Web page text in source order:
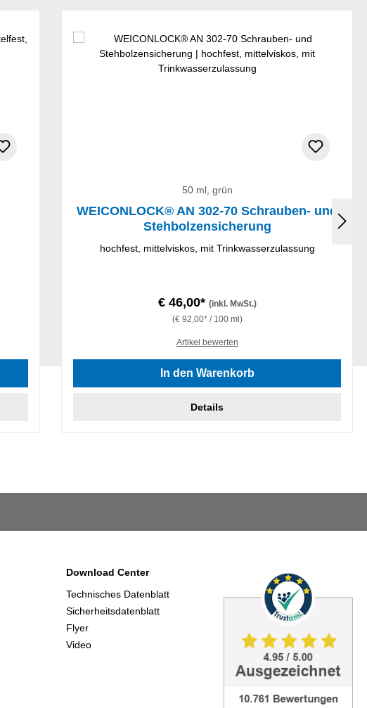
50 ml, grün
WEICONLOCK® AN 302-70 Schrauben- und
Stehbolzensicherung
hochfest, mittelviskos, mit Trinkwasserzulassung
€ 46,00* (inkl. MwSt.)
(€ 92,00* / 100 ml)
Artikel bewerten
In den Warenkorb
Details
Download Center
Technisches Datenblatt
Sicherheitsdatenblatt
Flyer
Video